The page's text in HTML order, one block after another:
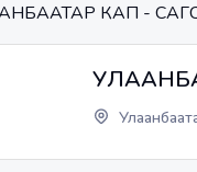
КАП -